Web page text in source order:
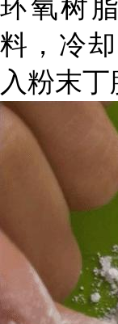
环氧树
料，冷
入粉末